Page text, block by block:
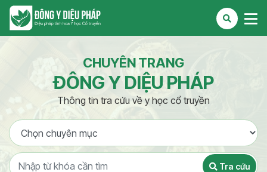
CHUYÊN TRANG
ĐÔNG Y DIỆU PHÁP
Thông tin tra cứu về y học cổ truyền
Tra cứu